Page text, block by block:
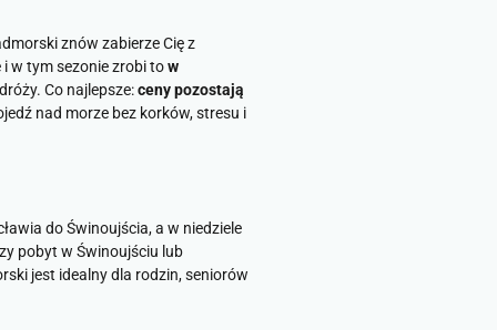
znów zabierze Cię z
i w tym sezonie zrobi tow
Co najlepsze:ceny pozostają
nad morze bez korków, stresu i
do Świnoujścia, a w niedziele
pobyt w Świnoujściu lub
jest idealny dla rodzin, seniorów